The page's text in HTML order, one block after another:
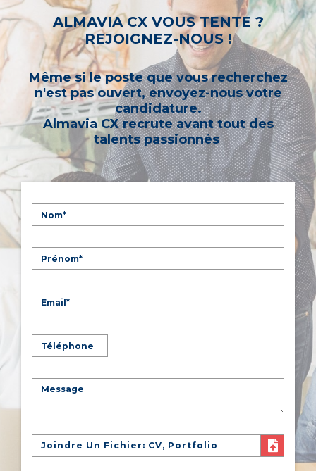
d’autres mots-clés ou à sélectionner un « métier ».
ALMAVIA CX VOUS TENTE ?
REJOIGNEZ-NOUS !
Même si le poste que vous recherchez
n'est pas ouvert, envoyez-nous votre
candidature.
Almavia CX recrute avant tout des
talents passionnés
Joindre Un Fichier: CV, Portfolio